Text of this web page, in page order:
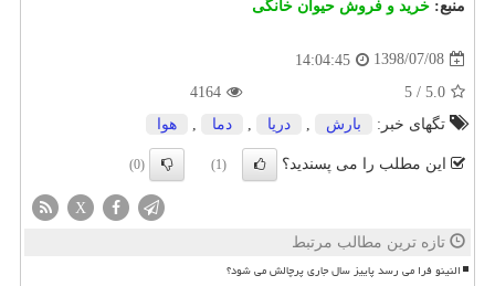
منبع: خرید و فروش حیوان خانگی
1398/07/08
14:04:45
5.0
/
5
4164
تگهای خبر:
بارش دریا دما هوا
این مطلب را می پسندید؟ (1)
(0)
X
تازه ترین مطالب مرتبط
النینو فرا می رسد پاییز سال جاری پرچالش می شود؟